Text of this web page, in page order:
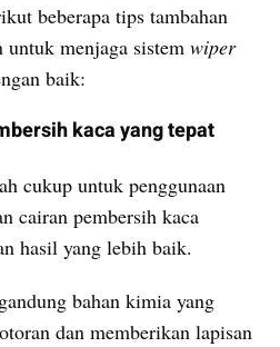
beberapa tips tambahan
untuk menjaga sistem wiper
baik:
kaca yang tepat
cukup untuk penggunaan
cairan pembersih kaca
hasil yang lebih baik.
bahan kimia yang
dan memberikan lapisan